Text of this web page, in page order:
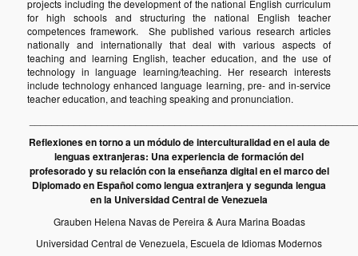
projects including the development of the national English curriculum
for high schools and structuring the national English teacher
competences framework. She published various research articles
nationally and internationally that deal with various aspects of
teaching and learning English, teacher education, and the use of
technology in language learning/teaching. Her research interests
include technology enhanced language learning, pre- and in-service
teacher education, and teaching speaking and pronunciation.
Reflexiones en torno a un módulo de interculturalidad en el aula de
lenguas extranjeras: Una experiencia de formación del
profesorado y su relación con la enseñanza digital en el marco del
Diplomado en Español como lengua extranjera y segunda lengua
en la Universidad Central de Venezuela
Grauben Helena Navas de Pereira & Aura Marina Boadas
Universidad Central de Venezuela, Escuela de Idiomas Modernos